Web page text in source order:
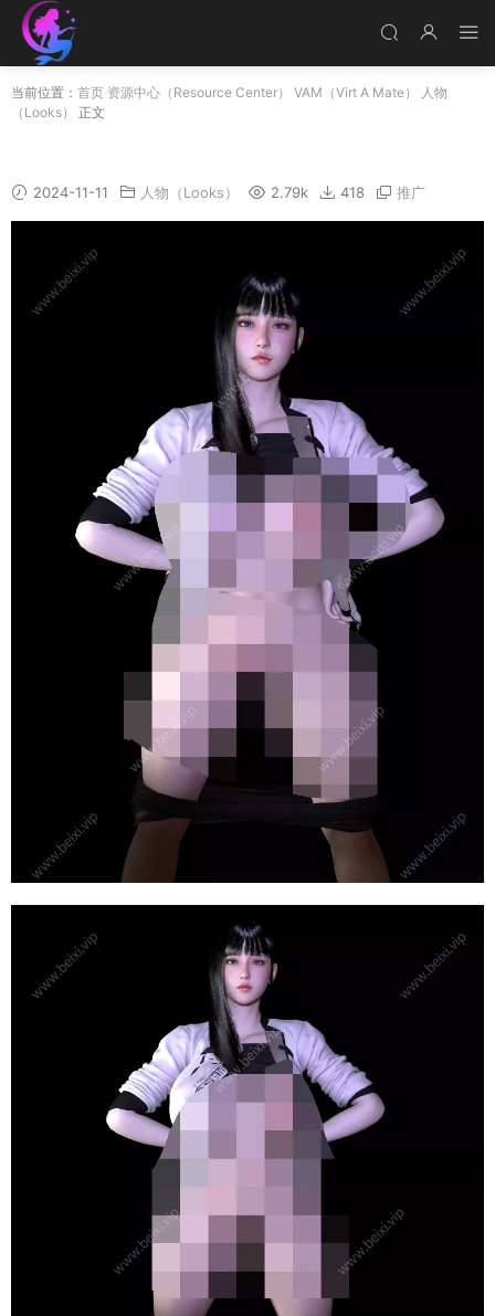
当前位置： 首页 资源中心（Resource Center） VAM（Virt A Mate）
人物
（Looks）
正文
2024-11-11 人物（Looks） 2.79k 418 推广